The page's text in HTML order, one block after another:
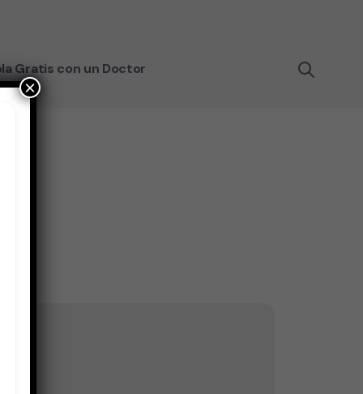
Gratis con un Doctor
×